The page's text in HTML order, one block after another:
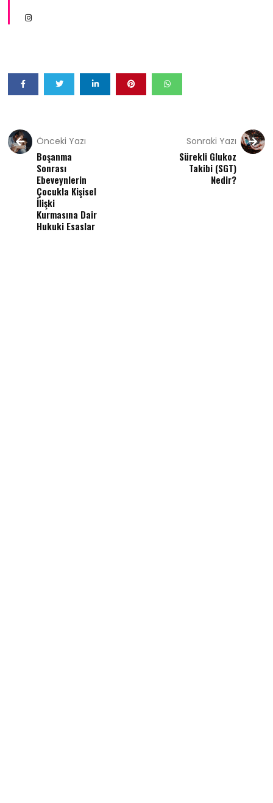
Önceki Yazı
Boşanma
Sonrası
Ebeveynlerin
Çocukla Kişisel
İlişki
Kurmasına Dair
Hukuki Esaslar
Sonraki Yazı
Sürekli Glukoz
Takibi (SGT)
Nedir?